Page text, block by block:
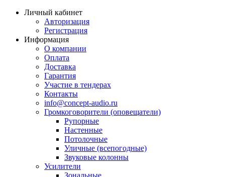
Личный кабинет
Авторизация
Регистрация
Информация
О компании
Оплата
Доставка
Гарантия
Участие в тендерах
Контакты
info@concept-audio.ru
Громкоговорители (оповещатели)
Рупорные
Настенные
Потолочные
Уличные (всепогодные)
Звуковые колонны
Усилители
Зональные